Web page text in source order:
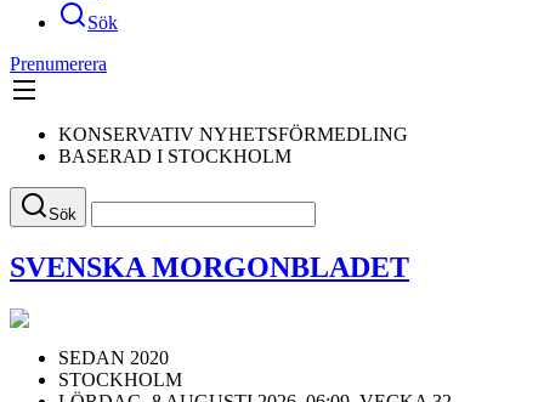
Sök
Prenumerera
KONSERVATIV NYHETSFÖRMEDLING
BASERAD I STOCKHOLM
Sök
SVENSKA MORGONBLADET
SEDAN 2020
STOCKHOLM